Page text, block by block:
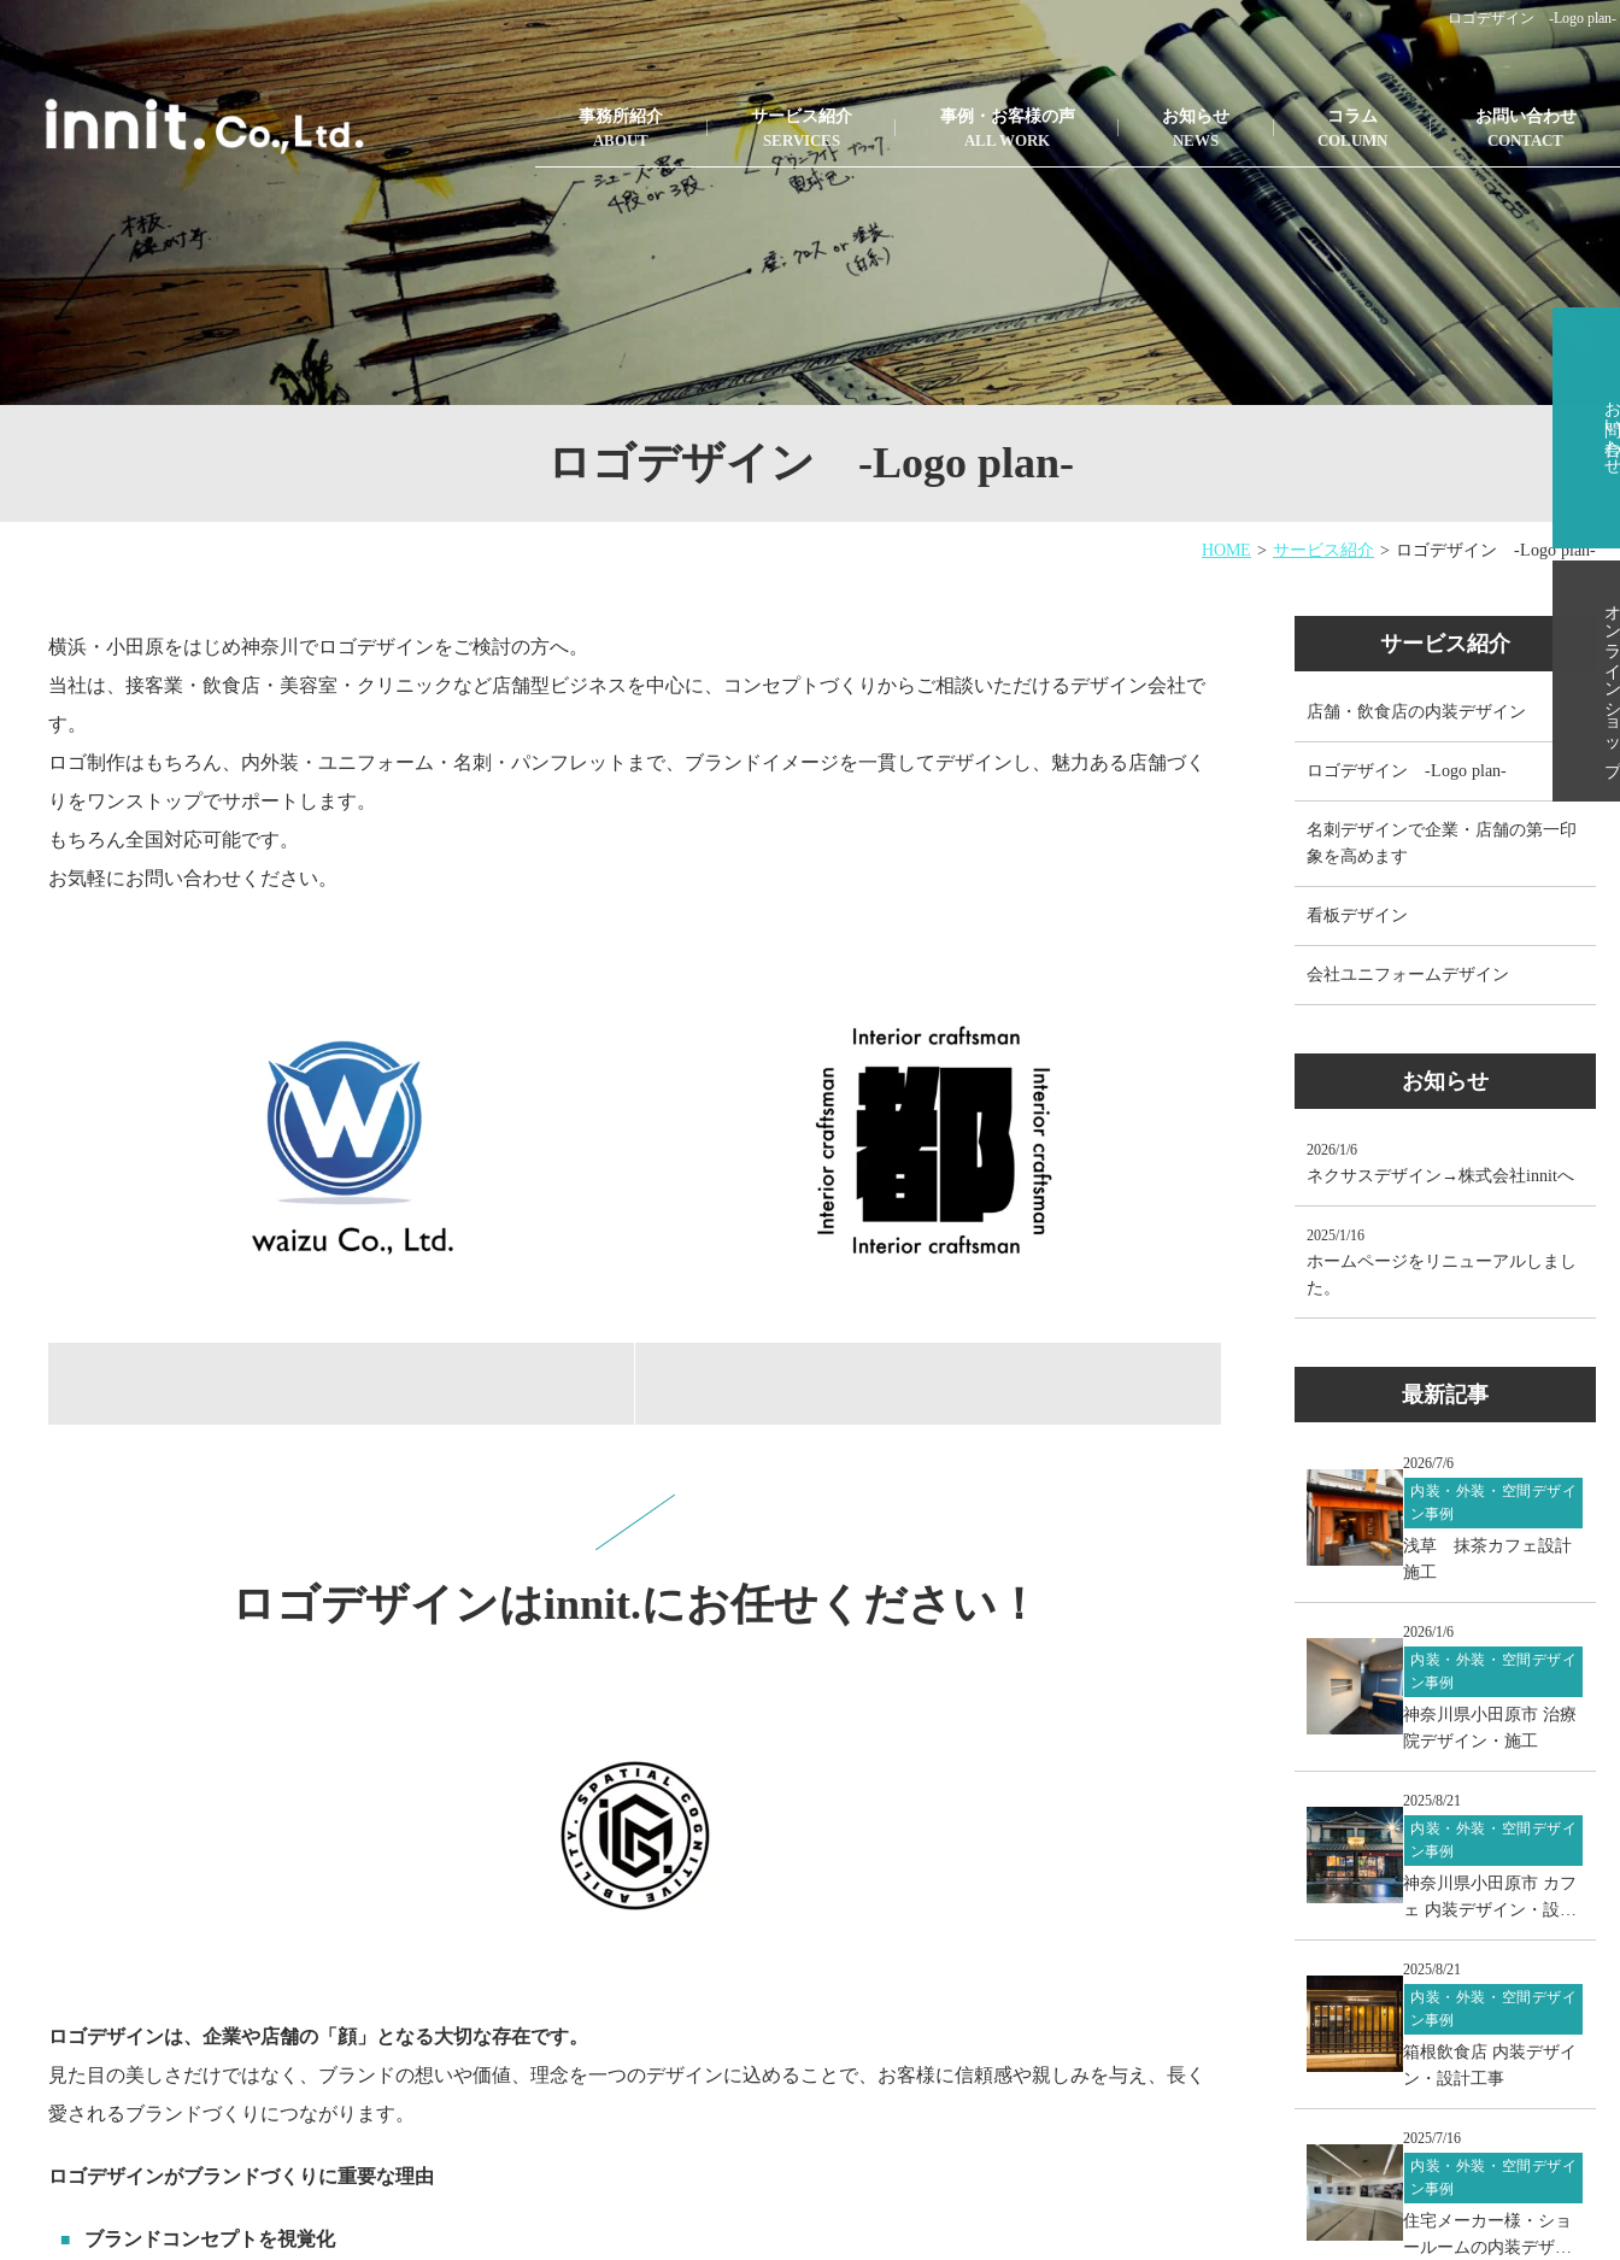
ロゴデザイン -Logo plan-
お問い合わせ
オンラインショップ
事務所紹介 サービス紹介 事例・お客様の声 お知らせ コラム お問い合わせ
ロゴデザイン -Logo plan-
HOME サービス紹介 ロゴデザイン -Logo plan-
横浜・小田原をはじめ神奈川でロゴデザインをご検討の方へ。
当社は、接客業・飲食店・美容室・クリニックなど店舗型ビジネスを中心に、コンセプトづくりからご相談いただけるデザイン会社で
す。
ロゴ制作はもちろん、内外装・ユニフォーム・名刺・パンフレットまで、ブランドイメージを一貫してデザインし、魅力ある店舗づく
りをワンストップでサポートします。
もちろん全国対応可能です。
お気軽にお問い合わせください。
ロゴデザインはinnit.にお任せください！
ロゴデザインは、企業や店舗の「顔」となる大切な存在です。
見た目の美しさだけではなく、ブランドの想いや価値、理念を一つのデザインに込めることで、お客様に信頼感や親しみを与え、長く
愛されるブランドづくりにつながります。
ロゴデザインがブランドづくりに重要な理由
ブランドコンセプトを視覚化
サービス紹介
店舗・飲食店の内装デザイン
ロゴデザイン -Logo plan-
名刺デザインで企業・店舗の第一印
象を高めます
看板デザイン
会社ユニフォームデザイン
お知らせ
2026/1/6
ネクサスデザイン→株式会社innitへ
2025/1/16
ホームページをリニューアルしまし
た。
最新記事
2026/7/6
内装・外装・空間デザイ
ン事例
浅草 抹茶カフェ設計
施工
2026/1/6
内装・外装・空間デザイ
ン事例
神奈川県小田原市 治療
院デザイン・施工
2025/8/21
内装・外装・空間デザイ
ン事例
神奈川県小田原市 カフ
ェ 内装デザイン・設計
工事
2025/8/21
内装・外装・空間デザイ
ン事例
箱根飲食店 内装デザイ
ン・設計工事
2025/7/16
内装・外装・空間デザイ
ン事例
住宅メーカー様・ショ
ールームの内装デザイ